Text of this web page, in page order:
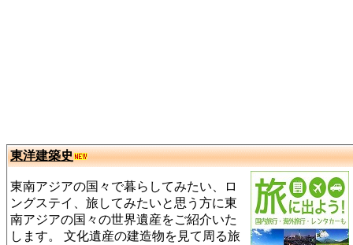
東洋建築史
東南アジアの国々で暮らしてみたい、ロ
ングステイ、旅してみたいと思う方に東
南アジアの国々の世界遺産をご紹介いた
します。 文化遺産の建造物を見て周る旅